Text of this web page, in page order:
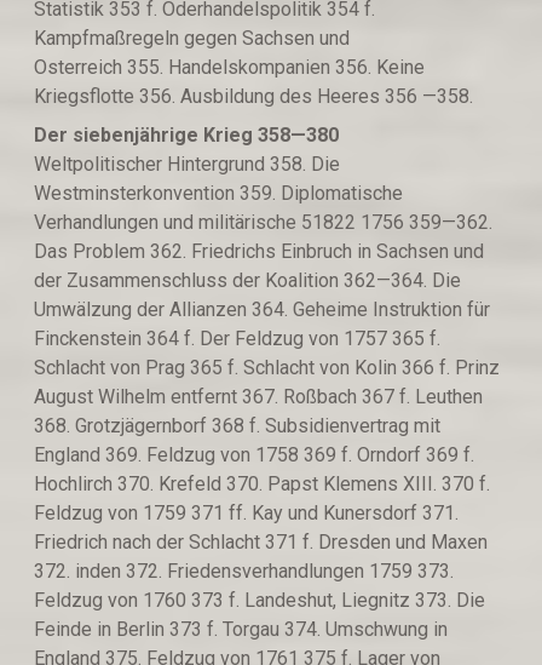
Statistik 353 f. Oderhandelspolitik 354 f.
Kampfmaßregeln gegen Sachsen und
Osterreich 355. Handelskompanien 356. Keine
Kriegsflotte 356. Ausbildung des Heeres 356 —358.
Der siebenjährige Krieg 358—380
Weltpolitischer Hintergrund 358. Die
Westminsterkonvention 359. Diplomatische
Verhandlungen und militärische 51822 1756 359—362.
Das Problem 362. Friedrichs Einbruch in Sachsen und
der Zusammenschluss der Koalition 362—364. Die
Umwälzung der Allianzen 364. Geheime Instruktion für
Finckenstein 364 f. Der Feldzug von 1757 365 f.
Schlacht von Prag 365 f. Schlacht von Kolin 366 f. Prinz
August Wilhelm entfernt 367. Roßbach 367 f. Leuthen
368. Grotzjägernborf 368 f. Subsidienvertrag mit
England 369. Feldzug von 1758 369 f. Orndorf 369 f.
Hochlirch 370. Krefeld 370. Papst Klemens XIII. 370 f.
Feldzug von 1759 371 ff. Kay und Kunersdorf 371.
Friedrich nach der Schlacht 371 f. Dresden und Maxen
372. inden 372. Friedensverhandlungen 1759 373.
Feldzug von 1760 373 f. Landeshut, Liegnitz 373. Die
Feinde in Berlin 373 f. Torgau 374. Umschwung in
England 375. Feldzug von 1761 375 f. Lager von